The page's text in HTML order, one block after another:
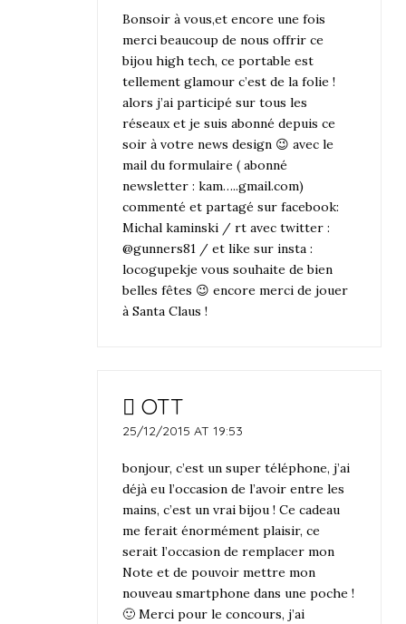
Bonsoir à vous,et encore une fois
merci beaucoup de nous offrir ce
bijou high tech, ce portable est
tellement glamour c’est de la folie !
alors j’ai participé sur tous les
réseaux et je suis abonné depuis ce
soir à votre news design 😉 avec le
mail du formulaire ( abonné
newsletter : kam…..gmail.com)
commenté et partagé sur facebook:
Michal kaminski / rt avec twitter :
@gunners81 / et like sur insta :
locogupekje vous souhaite de bien
belles fêtes 😉 encore merci de jouer
à Santa Claus !
OTT
25/12/2015 AT 19:53
bonjour, c’est un super téléphone, j’ai
déjà eu l’occasion de l’avoir entre les
mains, c’est un vrai bijou ! Ce cadeau
me ferait énormément plaisir, ce
serait l’occasion de remplacer mon
Note et de pouvoir mettre mon
nouveau smartphone dans une poche !
🙂 Merci pour le concours, j’ai